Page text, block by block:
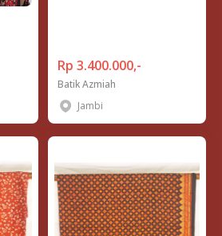
Rp 3.400.000,-
Batik Azmiah
Jambi